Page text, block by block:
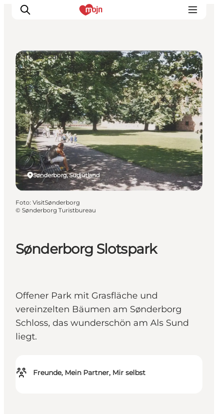
Erlebnisse
Städte und Regionen
Events
Übernachtung
Plane deine Reise
Booking
Sønderborg Slotspark
Offener Park mit Grasfläche und
vereinzelten Bäumen am Sønderborg
Schloss, das wunderschön am Als Sund
liegt.
Freunde, Mein Partner, Mir selbst
Sønderborg, Südjütland
Parks & Gärten
Foto: VisitSønderborg
© Sønderborg Turistbureau